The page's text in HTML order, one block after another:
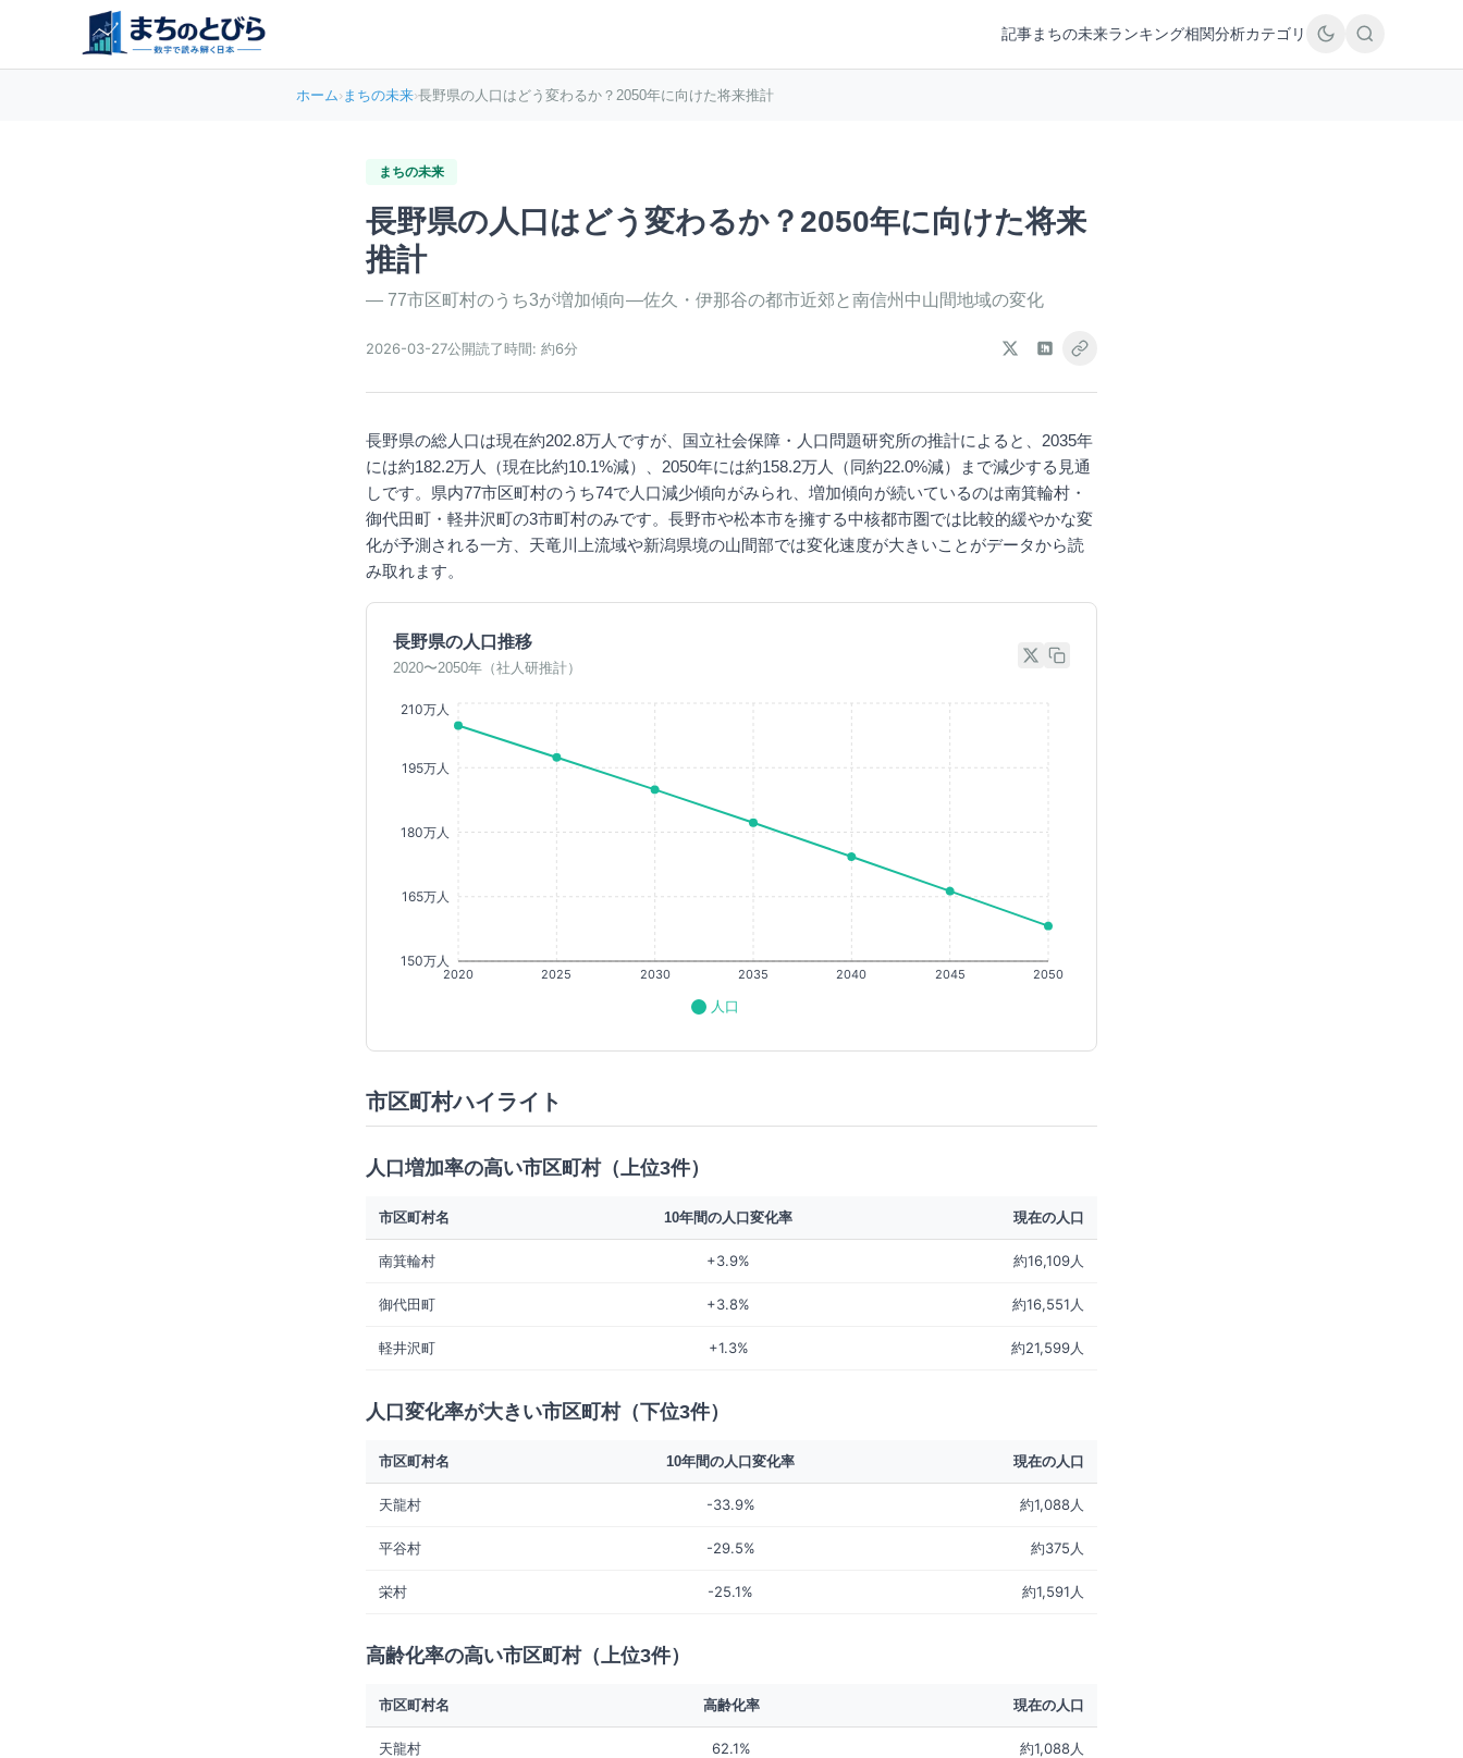
記事まちの未来ランキング相関分析カテゴリ
ホーム›まちの未来›長野県の人口はどう変わるか？2050年に向けた将来推計
まちの未来
長野県の人口はどう変わるか？2050年に向けた将来
推計
— 77市区町村のうち3が増加傾向—佐久・伊那谷の都市近郊と南信州中山間地域の変化
2026-03-27公開読了時間: 約6分
長野県の総人口は現在約202.8万人ですが、国立社会保障・人口問題研究所の推計によると、2035年
には約182.2万人（現在比約10.1%減）、2050年には約158.2万人（同約22.0%減）まで減少する見通
しです。県内77市区町村のうち74で人口減少傾向がみられ、増加傾向が続いているのは南箕輪村・
御代田町・軽井沢町の3市町村のみです。長野市や松本市を擁する中核都市圏では比較的緩やかな変
化が予測される一方、天竜川上流域や新潟県境の山間部では変化速度が大きいことがデータから読
み取れます。
長野県の人口推移
2020〜2050年（社人研推計）
2020 2025 2030 2035 2040 2045 2050
150万人
165万人
180万人
195万人
210万人
人口
市区町村ハイライト
人口増加率の高い市区町村（上位3件）
市区町村名 10年間の人口変化率 現在の人口
南箕輪村 +3.9% 約16,109人
御代田町 +3.8% 約16,551人
軽井沢町 +1.3% 約21,599人
人口変化率が大きい市区町村（下位3件）
市区町村名 10年間の人口変化率 現在の人口
天龍村 -33.9% 約1,088人
平谷村 -29.5% 約375人
栄村 -25.1% 約1,591人
高齢化率の高い市区町村（上位3件）
市区町村名 高齢化率 現在の人口
天龍村 62.1% 約1,088人